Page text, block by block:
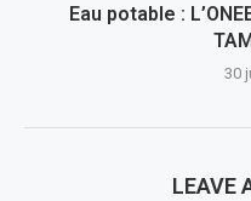
Eau potable :
30
LEAVE